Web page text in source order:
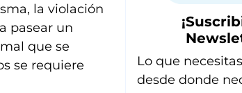
la violación
pasear un
que se
se requiere
Lo que
desde donde